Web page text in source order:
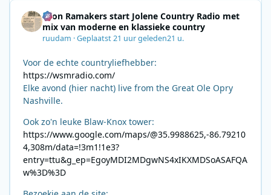
Leon Ramakers start Jolene Country Radio met
mix van moderne en klassieke country
ruudam ·Geplaatst21 uur geleden21 u.
Voor de echte countryliefhebber:
https://wsmradio.com/
Elke avond (hier nacht) live from the Great Ole Opry
Nashville.
Ook zo'n leuke Blaw-Knox tower:
https://www.google.com/maps/@35.9988625,-86.79210
4,308m/data=!3m1!1e3?
entry=ttu&g_ep=EgoyMDI2MDgwNS4xIKXMDSoASAFQA
w%3D%3D